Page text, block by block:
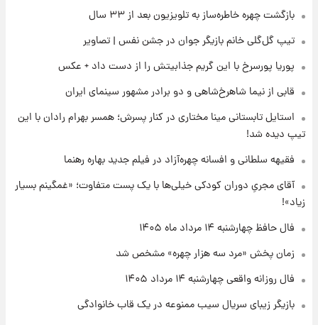
علی مطهری: اجرای کامل تفاهم‌نامه اسلام‌آباد،
۲۲ ساعت پیش
واکنش تند تاکر کارلسون به حمله آمریکا به
مدرسه میناب؛ «باید سیلی محکمی به صورت
۲۳ ساعت پیش
۱۴۰۵/کاهش قیمت طلا و سکه
بازگشت چهره خاطره‌ساز به تلویزیون بعد از ۳۳ سال
تیپ گل‌گلی خانم بازیگر جوان در جشن نفس | تصاویر
پوریا پورسرخ با این گریم جذابیتش را از دست داد + عکس
قابی از نیما شاهرخ‌شاهی و دو برادر مشهور سینمای ایران
استایل تابستانی مینا مختاری در کنار پسرش؛ همسر بهرام رادان با این
تیپ دیده شد!
فقیهه سلطانی و افسانه چهره‌آزاد در فیلم جدید بهاره رهنما
آقای مجریِ دوران کودکی خیلی‌ها با یک پست متفاوت؛ «غمگینم بسیار
زیاد»!
فال حافظ چهارشنبه ۱۴ مرداد ماه ۱۴۰۵
زمان پخش «مرد سه هزار چهره» مشخص شد
فال روزانه واقعی چهارشنبه ۱۴ مرداد ۱۴۰۵
بازیگر زیبای سریال سیب ممنوعه در یک قاب خانوادگی